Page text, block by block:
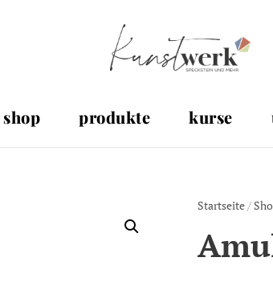
shop produkte kurse
Startseite/